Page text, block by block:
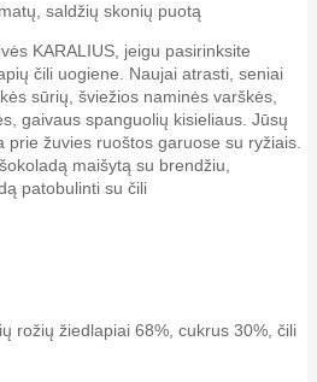
saldžių skonių puotą
KARALIUS, jeigu pasirinksite
čili uogiene. Naujai atrasti, seniai
sūrių, šviežios naminės varškės,
gaivaus spanguolių kisieliaus. Jūsų
žuvies ruoštos garuose su ryžiais.
maišytą su brendžiu,
patobulinti su čili
rožių žiedlapiai 68%, cukrus 30%, čili